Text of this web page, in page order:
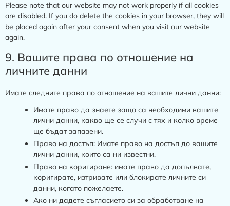
Please note that our website may not work properly if all cookies
are disabled. If you do delete the cookies in your browser, they will
be placed again after your consent when you visit our website
again.
9. Вашите права по отношение на
личните данни
Имате следните права по отношение на вашите лични данни:
Имате право да знаете защо са необходими вашите
лични данни, какво ще се случи с тях и колко време
ще бъдат запазени.
Право на достъп: Имате право на достъп до вашите
лични данни, които са ни известни.
Право на коригиране: имате право да допълвате,
коригирате, изтривате или блокирате личните си
данни, когато пожелаете.
Ако ни дадете съгласието си за обработване на